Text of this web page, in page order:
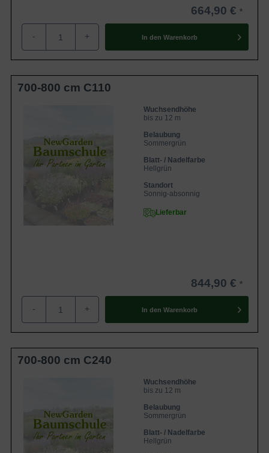
664,90 €
- + In den Warenkorb
700-800 cm C110
Wuchsendhöhe
bis zu 12 m
Belaubung
Sommergrün
Blatt- / Nadelfarbe
Hellgrün
Standort
Sonnig-absonnig
Lieferbar
844,90 €
- + In den Warenkorb
700-800 cm C240
Wuchsendhöhe
bis zu 12 m
Belaubung
Sommergrün
Blatt- / Nadelfarbe
Hellgrün